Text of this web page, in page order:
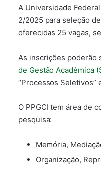
A Universidade
2/2025 para seleção
oferecidas 25 vagas,
As inscrições poderão
de Gestão Acadêmica
“Processos Seletivos”
O PPGCI tem área de
pesquisa:
Memória,
Organização,